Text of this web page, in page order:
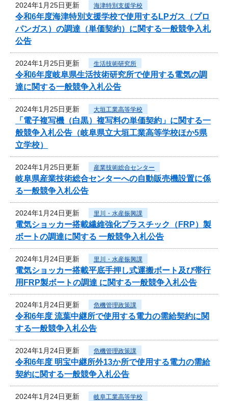
2024年1月25日更新 海津特別支援学校
令和6年度海津特別支援学校で使用するLPガス（プロ
パンガス）の調達（単価契約）に関する一般競争入札
公告
2024年1月25日更新 生活技術研究所
令和6年度岐阜県生活技術研究所で使用する電気の調
達に関する一般競争入札公告
2024年1月25日更新 大垣工業高等学校
「電子複写機（白黒）複写料の単価契約」に関する一
般競争入札公告（岐阜県立大垣工業高等学校ほか5県
立学校）
2024年1月25日更新 産業技術総合センター
岐阜県産業技術総合センターへの自動販売機設置に係
る一般競争入札公告
2024年1月24日更新 里川・水産振興課
電気ショッカー搭載繊維強化プラスチック（FRP）製
ボートの調達に関する 一般競争入札公告
2024年1月24日更新 里川・水産振興課
電気ショッカー搭載平底手押し式運搬ボート及び帯行
用FRP製ボートの調達 に関する一般競争入札公告
2024年1月24日更新 危機管理政策課
令和6年度 流葉中継所で使用する電力の需給契約に関
する一般競争入札公告
2024年1月24日更新 危機管理政策課
令和6年度 明宝中継所外13か所で使用する電力の需給
契約に関する一般競争入札公告
2024年1月24日更新 岐阜工業高等学校